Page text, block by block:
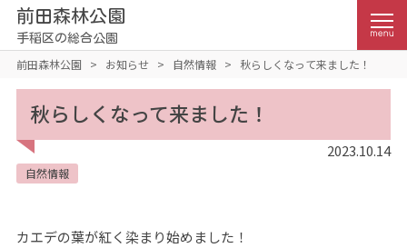
前田森林公園
手稲区の総合公園
前田森林公園 > お知らせ > 自然情報 > 秋らしくなって来ました！
秋らしくなって来ました！
2023.10.14
自然情報
カエデの葉が紅く染まり始めました！